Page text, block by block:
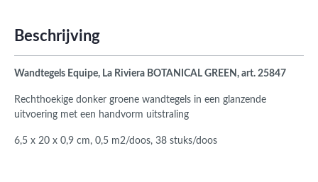
Beschrijving
Wandtegels Equipe, La Riviera BOTANICAL GREEN, art. 25847
Rechthoekige donker groene wandtegels in een glanzende
uitvoering met een handvorm uitstraling
6,5 x 20 x 0,9 cm, 0,5 m2/doos, 38 stuks/doos